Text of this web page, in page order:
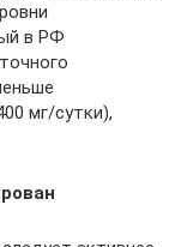
в РФ
мг/сутки),